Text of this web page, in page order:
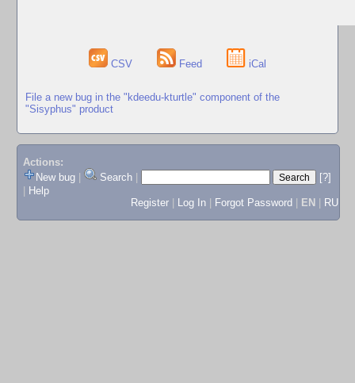
CSV Feed iCal
File a new bug in the "kdeedu-kturtle" component of the
"Sisyphus" product
Actions:
New bug
Search
[?]
Help
Register
Log In Forgot Password EN RU